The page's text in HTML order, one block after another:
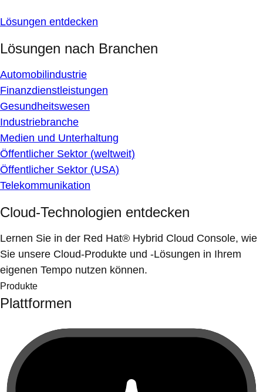
Lösungen entdecken
Lösungen nach Branchen
Automobilindustrie
Finanzdienstleistungen
Gesundheitswesen
Industriebranche
Medien und Unterhaltung
Öffentlicher Sektor (weltweit)
Öffentlicher Sektor (USA)
Telekommunikation
Cloud-Technologien entdecken
Lernen Sie in der Red Hat® Hybrid Cloud Console, wie
Sie unsere Cloud-Produkte und -Lösungen in Ihrem
eigenen Tempo nutzen können.
Produkte
Plattformen